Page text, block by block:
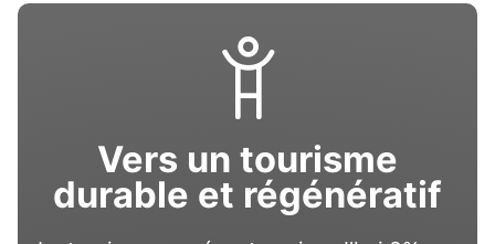
Vers un tourisme
durable et régénératif